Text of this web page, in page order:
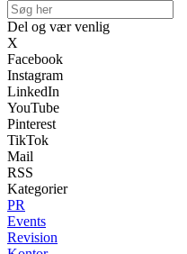
Del og vær venlig
X
Facebook
Instagram
LinkedIn
YouTube
Pinterest
TikTok
Mail
RSS
Kategorier
PR
Events
Revision